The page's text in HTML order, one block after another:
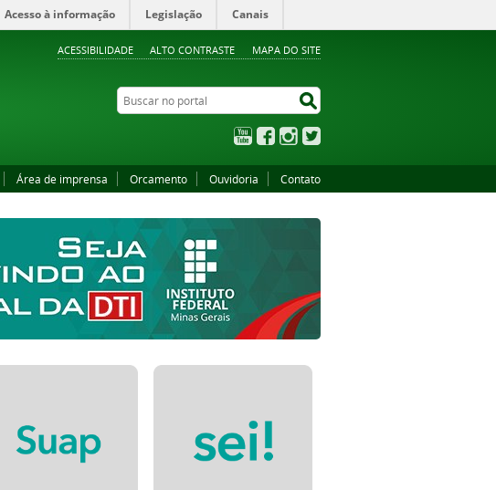
ACESSIBILIDADE ALTO CONTRASTE MAPA DO SITE
Acesso à informação Legislação Canais
Buscar no portal
YouTubeFacebookInstagram
Área de imprensa Orcamento Ouvidoria Contato